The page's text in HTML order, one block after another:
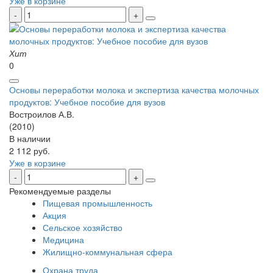
Хит
0
Основы переработки молока и экспертиза качества молочных
продуктов: Учебное пособие для вузов
Востроилов А.В.
(2010)
В наличии
2 112 руб.
Уже в корзине
Рекомендуемые разделы
Пищевая промышленность
Акция
Сельское хозяйство
Медицина
Жилищно-коммунальная сфера
Охрана труда